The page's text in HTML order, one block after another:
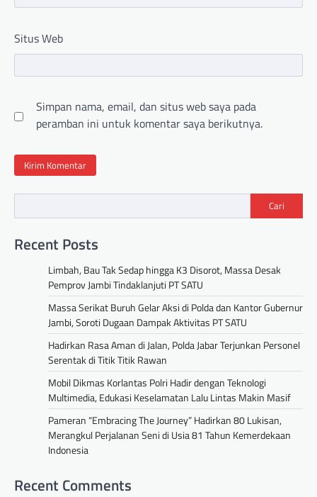
Situs Web
Simpan nama, email, dan situs web saya pada
peramban ini untuk komentar saya berikutnya.
Cari
Recent Posts
Limbah, Bau Tak Sedap hingga K3 Disorot, Massa Desak
Pemprov Jambi Tindaklanjuti PT SATU
Massa Serikat Buruh Gelar Aksi di Polda dan Kantor Gubernur
Jambi, Soroti Dugaan Dampak Aktivitas PT SATU
Hadirkan Rasa Aman di Jalan, Polda Jabar Terjunkan Personel
Serentak di Titik Titik Rawan
Mobil Dikmas Korlantas Polri Hadir dengan Teknologi
Multimedia, Edukasi Keselamatan Lalu Lintas Makin Masif
Pameran “Embracing The Journey” Hadirkan 80 Lukisan,
Merangkul Perjalanan Seni di Usia 81 Tahun Kemerdekaan
Indonesia
Recent Comments